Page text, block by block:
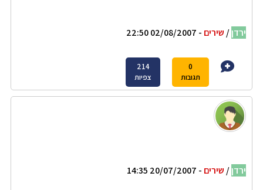
ירדן/ שירים - 02/08/2007 22:50
0
תגובות
214
צפיות
ירדן/ שירים - 20/07/2007 14:35